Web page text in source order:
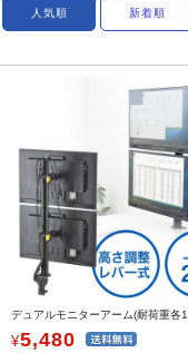
人気順 新着順
¥5,480